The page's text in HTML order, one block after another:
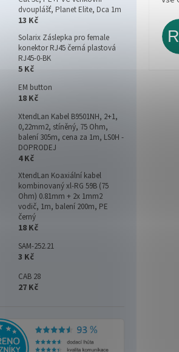
dvouplášť, Planet Elite, Dca 1m
13 Kč
Solarix Záslepka pro female
konektor RJ45 černá plastová
RJ45-0-BK
5 Kč
EM button
18 Kč
XtendLan Kabel B9501NH, 2+1,
0,22mm2, stíněný, 75 Ohm,
balení 305m, cena za 1m, LS0H -
DOPRODEJ
4 Kč
XtendLan Koaxiální kabel
kombinovaný xl-RG 59B (75
Ohm) 0.81mm + 2x 1mm2
vodič, 1m, balení 200m, PE
černý
18 Kč
SAM-252.21
3 Kč
CAB 28
27 Kč